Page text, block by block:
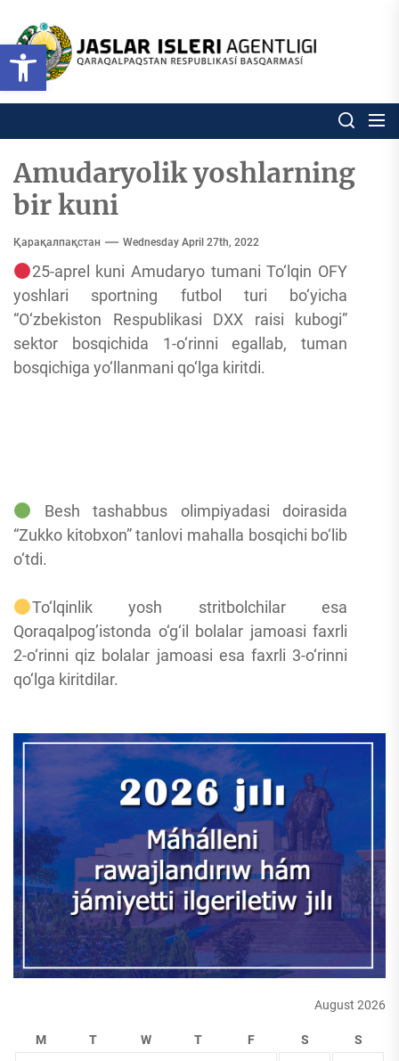
Open toolbar
content
Respublikası
basqarması
Ózbekstan jaslar isleri
Amudaryolik yoshlarning
bir kuni
Қарақалпақстан Wednesday April 27th, 2022
25-aprel kuni Amudaryo tumani To‘lqin OFY
yoshlari sportning futbol turi bo‘yicha
“O‘zbekiston Respublikasi DXX raisi kubogi”
sektor bosqichida 1-o‘rinni egallab, tuman
bosqichiga yo‘llanmani qo‘lga kiritdi.
Besh tashabbus olimpiyadasi doirasida
“Zukko kitobxon” tanlovi mahalla bosqichi bo‘lib
o‘tdi.
To‘lqinlik yosh stritbolchilar esa
Qoraqalpog’istonda o‘g‘il bolalar jamoasi faxrli
2-o‘rinni qiz bolalar jamoasi esa faxrli 3-o‘rinni
qo‘lga kiritdilar.
August 2026
M T W T F S S